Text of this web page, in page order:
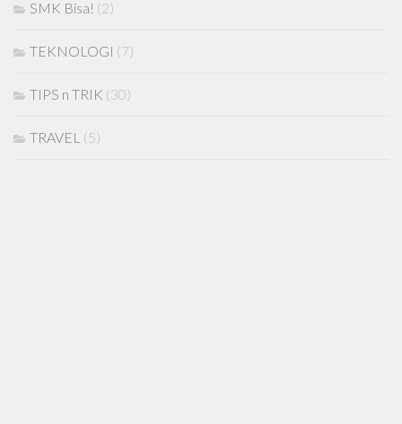
SMK Bisa! (2)
TEKNOLOGI (7)
TIPS n TRIK (30)
TRAVEL (5)